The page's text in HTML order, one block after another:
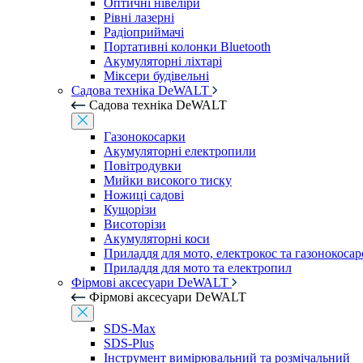
Оптичні нівеліри
Рівні лазерні
Радіоприймачі
Портативні колонки Bluetooth
Акумуляторні ліхтарі
Міксери будівельні
Садова техніка DeWALT
Садова техніка DeWALT
Газонокосарки
Акумуляторні електропили
Повітродувки
Мийки високого тиску
Ножиці садові
Кущорізи
Висоторізи
Акумуляторні коси
Приладдя для мото, електрокос та
Приладдя для мото та електропил
Фірмові аксесуари DeWALT
Фірмові аксесуари DeWALT
SDS-Max
SDS-Plus
Інструмент вимірювальний та розмічальний